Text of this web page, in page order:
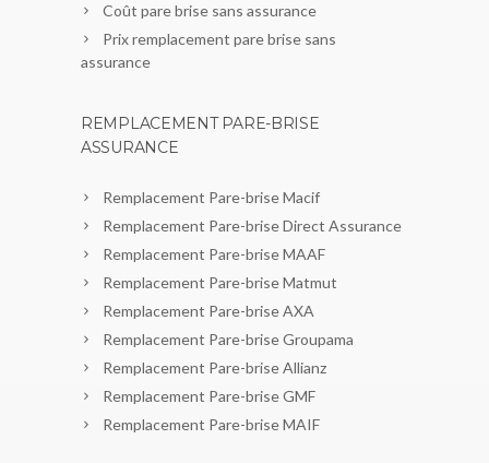
Coût pare brise sans assurance
Prix remplacement pare brise sans
assurance
REMPLACEMENT PARE-BRISE
ASSURANCE
Remplacement Pare-brise Macif
Remplacement Pare-brise Direct Assurance
Remplacement Pare-brise MAAF
Remplacement Pare-brise Matmut
Remplacement Pare-brise AXA
Remplacement Pare-brise Groupama
Remplacement Pare-brise Allianz
Remplacement Pare-brise GMF
Remplacement Pare-brise MAIF